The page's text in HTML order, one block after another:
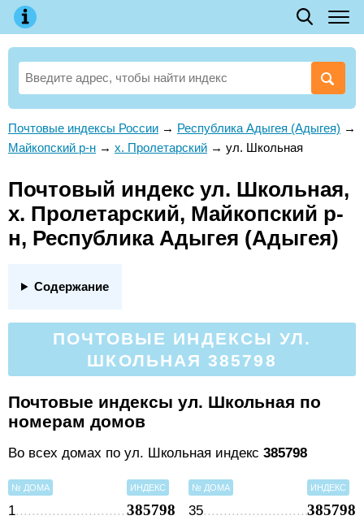
Почтовые индексы России → Республика Адыгея (Адыгея) →
Майкопский р-н → х. Пролетарский → ул. Школьная
Почтовый индекс ул. Школьная,
х. Пролетарский, Майкопский р-
н, Республика Адыгея (Адыгея)
Содержание
ПОЧТОВЫЕ ИНДЕКСЫ УЛ.
ШКОЛЬНАЯ 385798
Почтовые индексы ул. Школьная по
номерам домов
Во всех домах по ул. Школьная индекс 385798
№ ДОМА ИНДЕКС
1 385798
№ ДОМА ИНДЕКС
35 385798